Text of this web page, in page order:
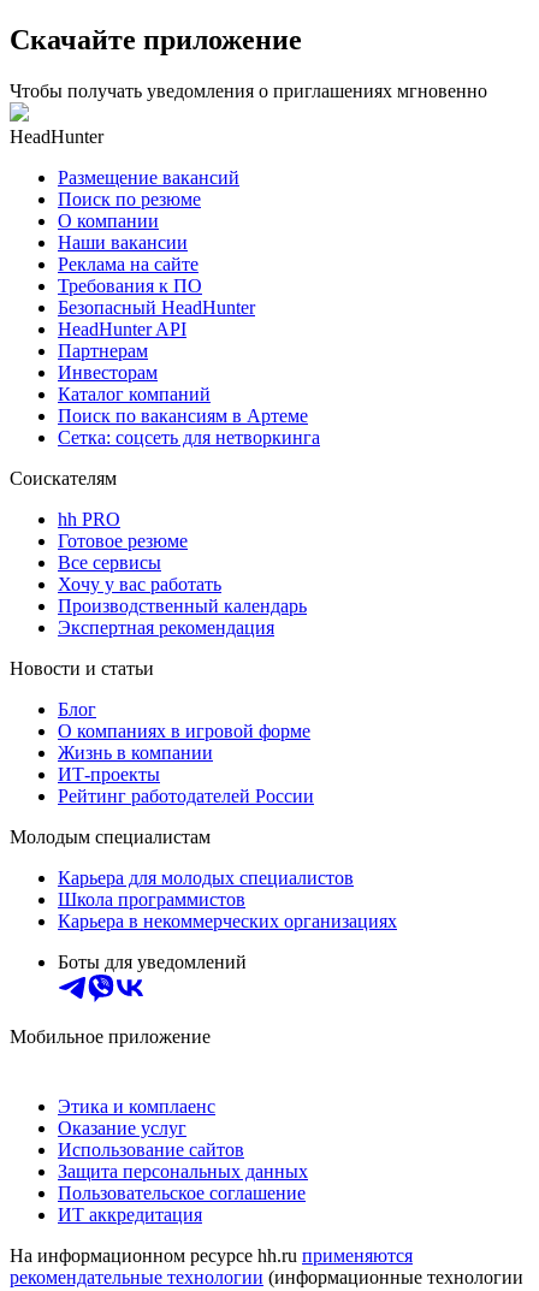
Скачайте приложение
Чтобы получать уведомления о приглашениях мгновенно
HeadHunter
Размещение вакансий
Поиск по резюме
О компании
Наши вакансии
Реклама на сайте
Требования к ПО
Безопасный HeadHunter
HeadHunter API
Партнерам
Инвесторам
Каталог компаний
Поиск по вакансиям в Артеме
Сетка: соцсеть для нетворкинга
Соискателям
hh PRO
Готовое резюме
Все сервисы
Хочу у вас работать
Производственный календарь
Экспертная рекомендация
Новости и статьи
Блог
О компаниях в игровой форме
Жизнь в компании
ИТ-проекты
Рейтинг работодателей России
Молодым специалистам
Карьера для молодых специалистов
Школа программистов
Карьера в некоммерческих организациях
Боты для уведомлений
Мобильное приложение
Этика и комплаенс
Оказание услуг
Использование сайтов
Защита персональных данных
Пользовательское соглашение
ИТ аккредитация
На информационном ресурсе hh.ru применяются
рекомендательные технологии (информационные технологии